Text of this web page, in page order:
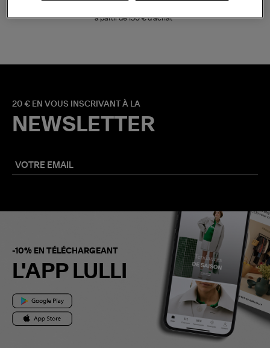
à partir de 150 € d'achat*
20 € EN VOUS INSCRIVANT À LA
NEWSLETTER
-10% EN TÉLÉCHARGEANT
L'APP LULLI